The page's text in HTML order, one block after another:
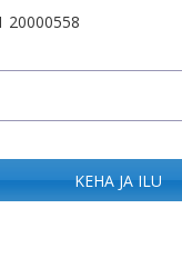
20000558
KEHA JA ILU